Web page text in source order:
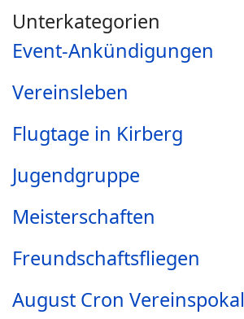
Unterkategorien
Event-Ankündigungen
Vereinsleben
Flugtage in Kirberg
Jugendgruppe
Meisterschaften
Freundschaftsfliegen
August Cron Vereinspokal